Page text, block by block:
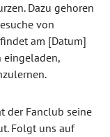
Dazu gehoren
von
am [Datum]
eingeladen,
der Fanclub seine
Folgt uns auf